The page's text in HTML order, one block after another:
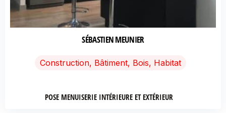
SÉBASTIEN MEUNIER
Construction, Bâtiment, Bois, Habitat
POSE MENUISERIE INTÉRIEURE ET EXTÉRIEUR